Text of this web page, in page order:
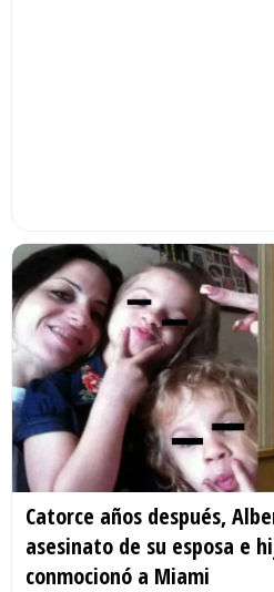
Catorce años después,
asesinato de su esposa e
conmocionó a Miami